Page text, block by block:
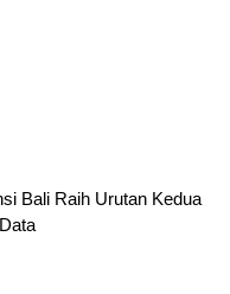
Bali Raih Urutan Kedua